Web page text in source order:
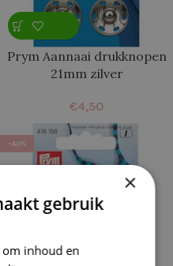
Prym Aannaai drukknopen
21mm zilver
€4,50
-40%
×
gebruik
om inhoud en